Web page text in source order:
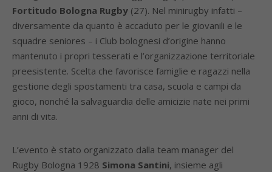
Fortitudo Bologna Rugby (27). Nel minirugby infatti –
diversamente da quanto è accaduto per le giovanili e le
squadre seniores – i Club bolognesi d’origine hanno
mantenuto i propri tesserati e l’organizzazione territoriale
preesistente. Scelta che favorisce famiglie e ragazzi nella
gestione degli spostamenti tra casa, scuola e campi da
gioco, nonché la salvaguardia delle amicizie nate nei primi
anni di vita.
L’evento è stato organizzato dalla team manager del
Rugby Bologna 1928 Simona Santini, insieme agli